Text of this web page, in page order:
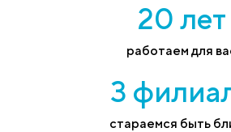
20 лет
работаем для
3
стараемся быть